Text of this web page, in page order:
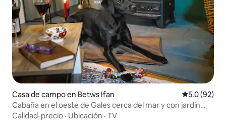
Casa de campo en Betws Ifan Calificación
5.0 (92)
Cabaña en el oeste de Gales cerca del mar y con jardín
cerrado
Calidad-precio · Ubicación · TV